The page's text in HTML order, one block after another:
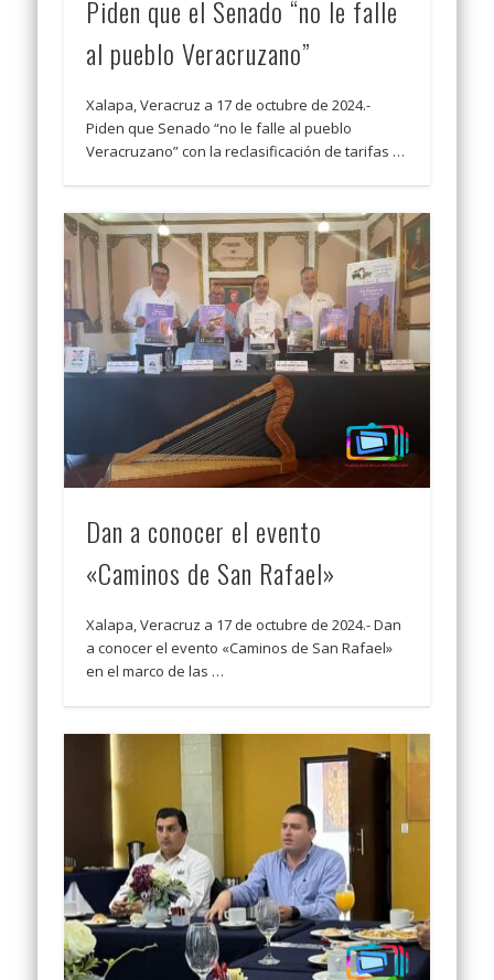
Piden que el Senado “no le falle
al pueblo Veracruzano”
Xalapa, Veracruz a 17 de octubre de 2024.-
Piden que Senado “no le falle al pueblo
Veracruzano” con la reclasificación de tarifas …
Dan a conocer el evento
«Caminos de San Rafael»
Xalapa, Veracruz a 17 de octubre de 2024.- Dan
a conocer el evento «Caminos de San Rafael»
en el marco de las …